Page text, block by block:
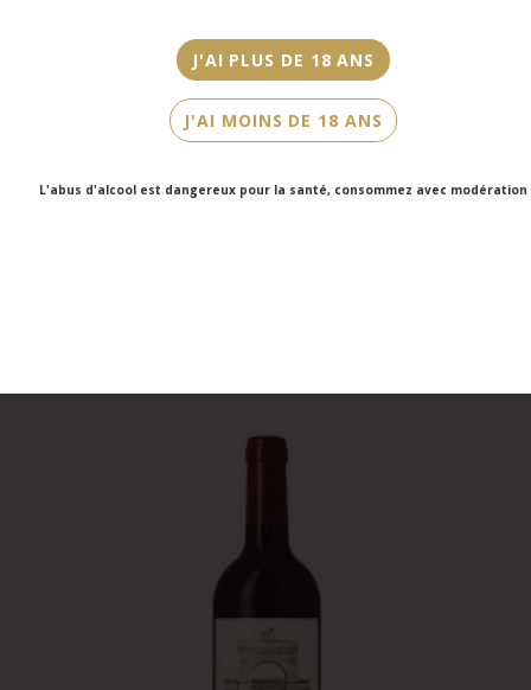
J'AI PLUS DE 18 ANS
J'AI MOINS DE 18 ANS
L'abus d'alcool est dangereux pour la santé, consommez avec modération
Cabernet Sauvignon, Merlot
partir du 31 août.
Les commandes
en click-and-
collect (cave
Faubourg Saint-
Victor Hugo)